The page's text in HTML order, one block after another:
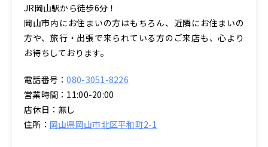
JR岡山駅から徒歩6分！
岡山市内にお住まいの方はもちろん、近隣にお住まいの
方や、旅行・出張で来られている方のご来店も、心より
お待ちしております。
電話番号：080-3051-8226
営業時間：11:00-20:00
店休日：無し
住所： 岡山県岡山市北区平和町2-1